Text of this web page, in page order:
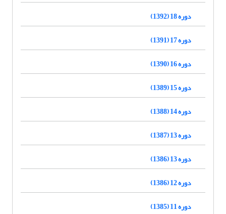
دوره 18 (1392)
دوره 17 (1391)
دوره 16 (1390)
دوره 15 (1389)
دوره 14 (1388)
دوره 13 (1387)
دوره 13 (1386)
دوره 12 (1386)
دوره 11 (1385)